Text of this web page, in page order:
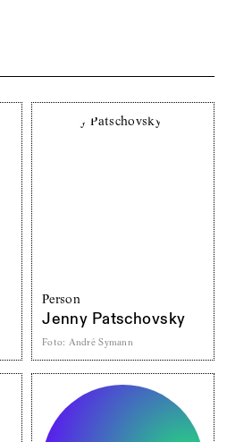
Person
Jenny Patschovsky
Foto: André Symann